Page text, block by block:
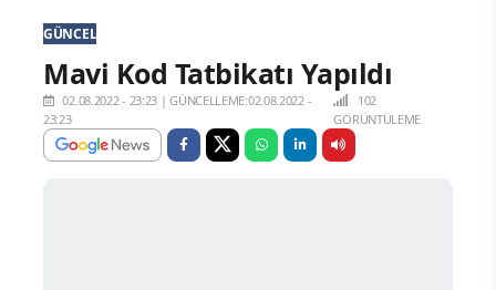
GÜNCEL
Mavi Kod Tatbikatı Yapıldı
02.08.2022 - 23:23 |GÜNCELLEME:02.08.2022 -
23:23
102
GÖRÜNTÜLEME